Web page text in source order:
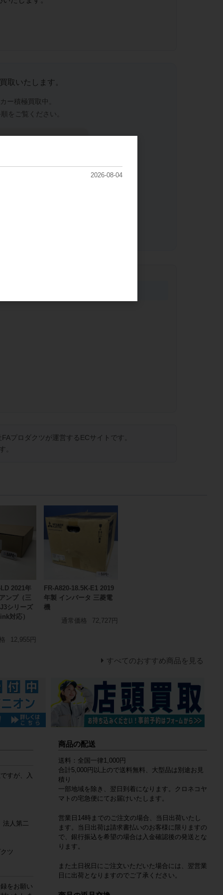
取いたします。
ー積極買取中。
をご覧ください。
プロダクツが運営するECサイトです。
。
2021年
ンプ（三
シリーズ
対応）
12,955円
FR-A820-18.5K-E1 2019
年製 インバータ 三菱電
機
通常価格
72,727円
すべてのおすすめ商品を見る
すが、入
人第二
ツ
をお願い
商品の配送
送料：全国一律1,000円
合計5,000円以上ので送料無料、大型品は別途お見
積り
一部地域を除き、翌日到着になります。クロネコヤ
マトの宅急便にてお届けいたします。
営業日14時までのご注文の場合、当日出荷いたし
ます。当日出荷は請求書払いのお客様に限りますの
で、銀行振込を希望の場合は入金確認後の発送とな
ります。
また土日祝日にご注文いただいた場合には、翌営業
日に出荷となりますのでご了承ください。
2026-08-04